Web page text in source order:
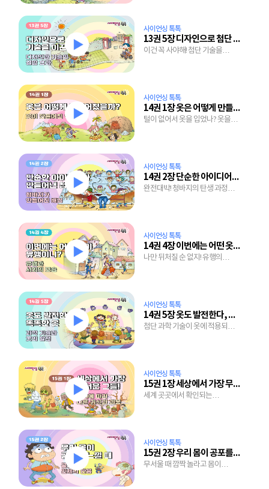
사이언싱 톡톡
13권 5장 디자인으로 첨단 기술을 이끈다
이건 꼭 사야해! 첨단 기술을
사이언싱 톡톡
14권 1장 옷은 어떻게 만들어졌을까?
털이 없어서 옷을 입었나? 옷을
사이언싱 톡톡
14권 2장 단순한 아이디어가 만들어낸 청바지
완전대박! 청바지의 탄생 과정과
사이언싱 톡톡
14권 4장 이번에는 어떤 옷이 유행이니?
나만 뒤처질 순 없지! 유행의
사이언싱 톡톡
14권 5장 옷도 발전한다, 똑똑한 옷
첨단 과학 기술이 옷에 적용되면
사이언싱 톡톡
15권 1장 세상에서 가장 무서운 그들!
세계 곳곳에서 확인되는
사이언싱 톡톡
15권 2장 우리 몸이 공포를 느낄 때
무서울 때 깜짝 놀라고 몸이